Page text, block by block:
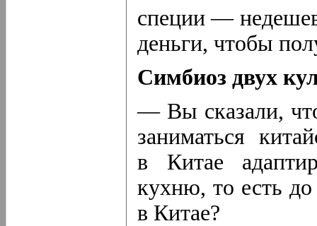
специи —
деньги, чтобы
Симбиоз двух
— Вы сказали,
заниматься
в Китае
кухню, то есть до
в Китае?